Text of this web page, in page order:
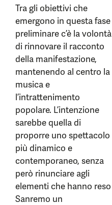
Tra gli obiettivi che
emergono in questa fase
preliminare c’è la volontà
di rinnovare il racconto
della manifestazione,
mantenendo al centro la
musica e
l’intrattenimento
popolare. L’intenzione
sarebbe quella di
proporre uno spettacolo
più dinamico e
contemporaneo, senza
però rinunciare agli
elementi che hanno reso
Sanremo un